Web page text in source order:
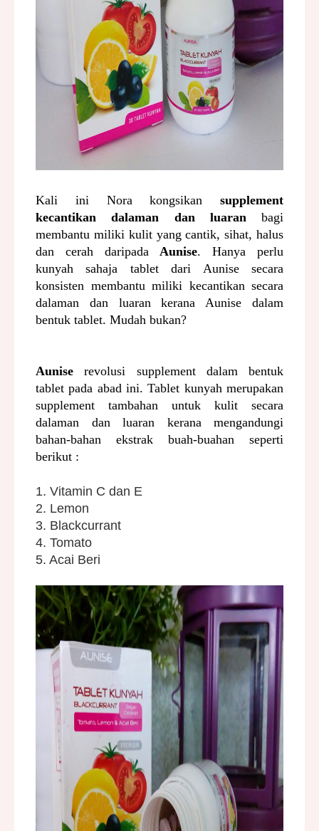
Kali ini Nora kongsikan supplement
kecantikan dalaman dan luaran bagi
membantu miliki kulit yang cantik,sihat, halus
dan cerah daripada Aunise. Hanya perlu
kunyah sahaja tablet dari Aunise secara
konsisten membantu miliki kecantikan secara
dalaman dan luaran kerana Aunise dalam
bentuk tablet. Mudah bukan?
Auniserevolusi supplement dalam bentuk
tablet pada abad ini. Tablet kunyah merupakan
supplement tambahan untuk kulit secara
dalaman dan luaran kerana mengandungi
bahan-bahan ekstrak buah-buahan seperti
berikut :
1. Vitamin C dan E
2. Lemon
3. Blackcurrant
4. Tomato
5. Acai Beri